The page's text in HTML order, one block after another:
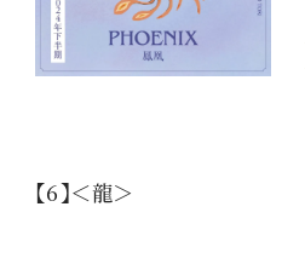
【6】＜龍＞